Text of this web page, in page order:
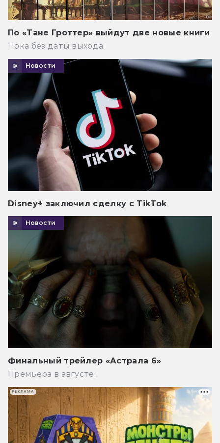
По «Тане Гроттер» выйдут две новые книги
Пока без даты выхода.
Новости
Disney+ заключил сделку с TikTok
Новости
Финальный трейлер «Астрала 6»
Премьера в августе.
РЕКЛАМА